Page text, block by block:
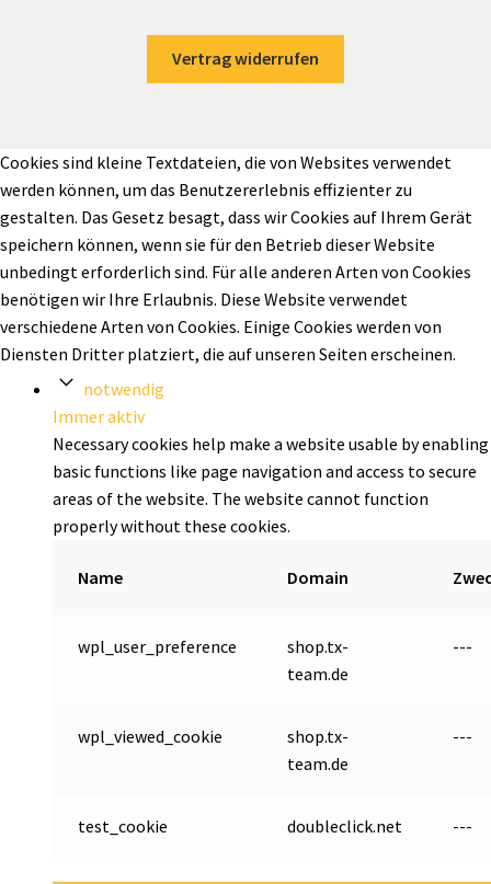
Vertrag widerrufen
Cookies sind kleine Textdateien, die von Websites verwendet
werden können, um das Benutzererlebnis effizienter zu
gestalten. Das Gesetz besagt, dass wir Cookies auf Ihrem Gerät
speichern können, wenn sie für den Betrieb dieser Website
unbedingt erforderlich sind. Für alle anderen Arten von Cookies
benötigen wir Ihre Erlaubnis. Diese Website verwendet
verschiedene Arten von Cookies. Einige Cookies werden von
Diensten Dritter platziert, die auf unseren Seiten erscheinen.
notwendig
Immer aktiv
Necessary cookies help make a website usable by enabling
basic functions like page navigation and access to secure
areas of the website. The website cannot function
properly without these cookies.
Name Domain
wpl_user_preference
shop.tx-
team.de
---
wpl_viewed_cookie
shop.tx-
team.de
---
test_cookie doubleclick.net ---